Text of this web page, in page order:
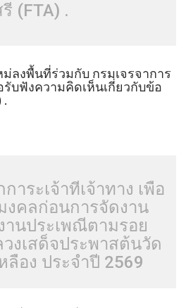
รี (FTA) .
ลงพื้นที่ร่วมกับ กรมเจรจาการ
รับฟังความคิดเห็นเกี่ยวกับข้อ
.
ระเจ้าที่เจ้าทาง เพื่อ
งคลก่อนการจัดงาน
านประเพณีตามรอย
งเสด็จประพาสต้นวัด
ลือง ประจำปี 2569